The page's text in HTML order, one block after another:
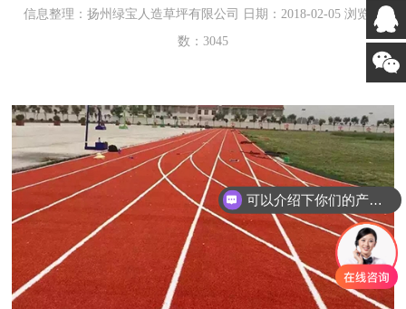
信息整理：扬州绿宝人造草坪有限公司 日期：2018-02-05 浏览次
数：3045
可以介绍下你们的产品么